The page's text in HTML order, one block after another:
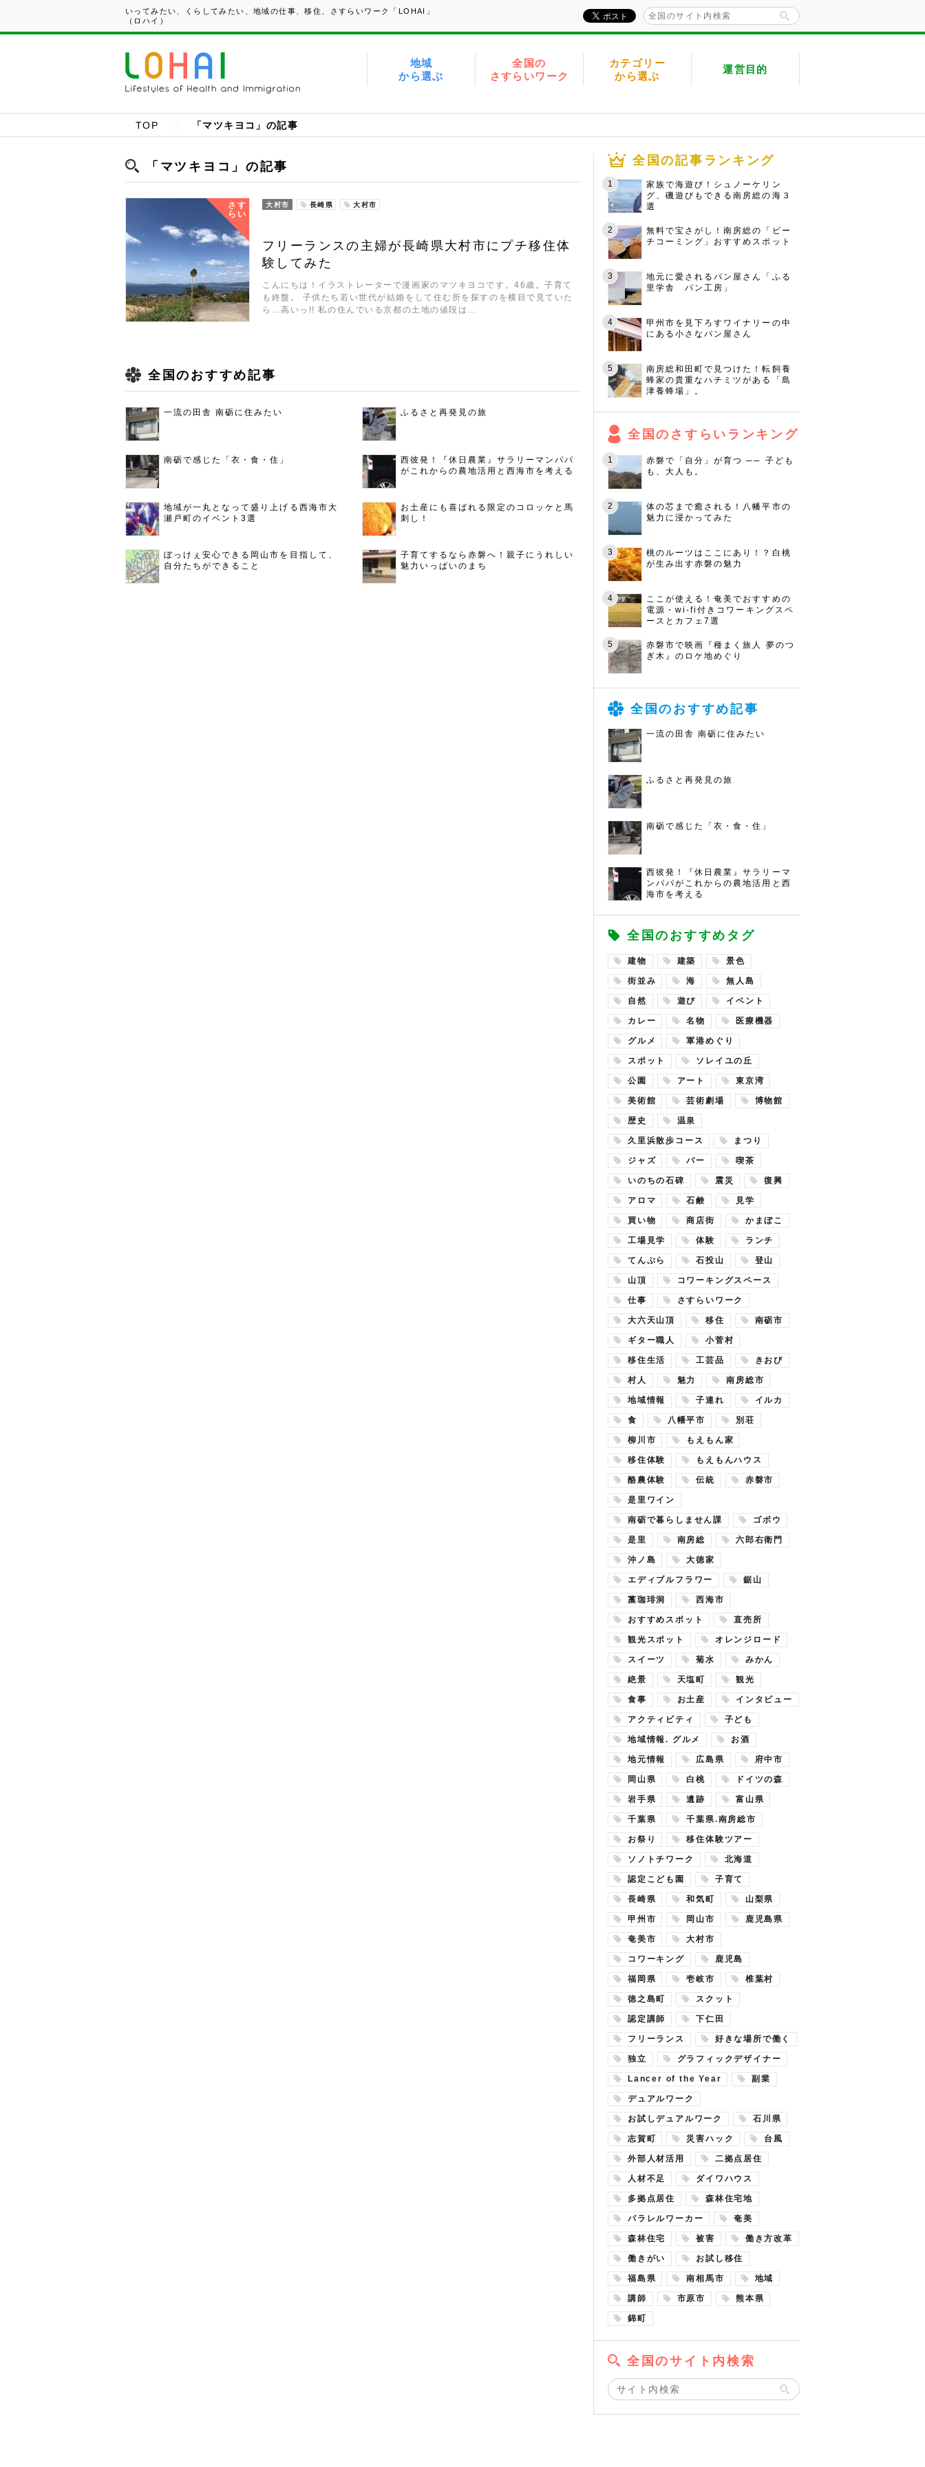
いってみたい、くらしてみたい、地域の仕事、移住、さすらいワーク「LOHAI」
（ロハイ）
地域
から選ぶ
全国の
さすらいワーク
カテゴリー
から選ぶ
運営目的
TOP 「マツキヨコ」の記事
「マツキヨコ」の記事
さす
らい
大村市 長崎県 大村市
フリーランスの主婦が長崎県大村市にプチ移住体
験してみた
こんにちは！イラストレーターで漫画家のマツキヨコです。46歳。子育て
も終盤。 子供たち若い世代が結婚をして住む所を探すのを横目で見ていた
ら…高いっ!! 私の住んでいる京都の土地の値段は…
全国のおすすめ記事
一流の田舎 南砺に住みたい ふるさと再発見の旅
南砺で感じた「衣・食・住」
西彼発！『休日農業』サラリーマンパパ
がこれからの農地活用と西海市を考える
地域が一丸となって盛り上げる西海市大
瀬戸町のイベント3選
お土産にも喜ばれる限定のコロッケと馬
刺し！
ぼっけぇ安心できる岡山市を目指して、
自分たちができること
子育てするなら赤磐へ！親子にうれしい
魅力いっぱいのまち
全国の記事ランキング
家族で海遊び！シュノーケリン
グ、磯遊びもできる南房総の海３
選
無料で宝さがし！南房総の「ビー
チコーミング」おすすめスポット
地元に愛されるパン屋さん「ふる
里学舎 パン工房」
甲州市を見下ろすワイナリーの中
にある小さなパン屋さん
南房総和田町で見つけた！転飼養
蜂家の貴重なハチミツがある「島
津養蜂場」。
全国のさすらいランキング
赤磐で「自分」が育つ ── 子ども
も、大人も。
体の芯まで癒される！八幡平市の
魅力に浸かってみた
桃のルーツはここにあり！？白桃
が生み出す赤磐の魅力
ここが使える！奄美でおすすめの
電源・wi-fi付きコワーキングスペ
ースとカフェ7選
赤磐市で映画『種まく旅人 夢のつ
ぎ木』のロケ地めぐり
全国のおすすめ記事
一流の田舎 南砺に住みたい
ふるさと再発見の旅
南砺で感じた「衣・食・住」
西彼発！『休日農業』サラリーマ
ンパパがこれからの農地活用と西
海市を考える
全国のおすすめタグ
建物 建築 景色
街並み 海 無人島
自然 遊び イベント
カレー 名物 医療機器
グルメ 軍港めぐり
スポット ソレイユの丘
公園 アート 東京湾
美術館 芸術劇場 博物館
歴史 温泉
久里浜散歩コース まつり
ジャズ バー 喫茶
いのちの石碑 震災 復興
アロマ 石鹸 見学
買い物 商店街 かまぼこ
工場見学 体験 ランチ
てんぷら 石投山 登山
山頂 コワーキングスペース
仕事 さすらいワーク
大六天山頂 移住 南砺市
ギター職人 小菅村
移住生活 工芸品 きおび
村人 魅力 南房総市
地域情報 子連れ イルカ
食 八幡平市 別荘
柳川市 もえもん家
移住体験 もえもんハウス
酪農体験 伝統 赤磐市
是里ワイン
南砺で暮らしません課 ゴボウ
是里 南房総 六郎右衛門
沖ノ島 大徳家
エディブルフラワー 鋸山
藁珈琲洞 西海市
おすすめスポット 直売所
観光スポット オレンジロード
スイーツ 菊水 みかん
絶景 天塩町 観光
食事 お土産 インタビュー
アクティビティ 子ども
地域情報. グルメ お酒
地元情報 広島県 府中市
岡山県 白桃 ドイツの森
岩手県 遺跡 富山県
千葉県 千葉県.南房総市
お祭り 移住体験ツアー
ソノトチワーク 北海道
認定こども園 子育て
長崎県 和気町 山梨県
甲州市 岡山市 鹿児島県
奄美市 大村市
コワーキング 鹿児島
福岡県 壱岐市 椎葉村
徳之島町 スクット
認定講師 下仁田
フリーランス 好きな場所で働く
独立 グラフィックデザイナー
Lancer of the Year 副業
デュアルワーク
お試しデュアルワーク 石川県
志賀町 災害ハック 台風
外部人材活用 二拠点居住
人材不足 ダイワハウス
多拠点居住 森林住宅地
パラレルワーカー 奄美
森林住宅 被害 働き方改革
働きがい お試し移住
福島県 南相馬市 地域
講師 市原市 熊本県
錦町
全国のサイト内検索